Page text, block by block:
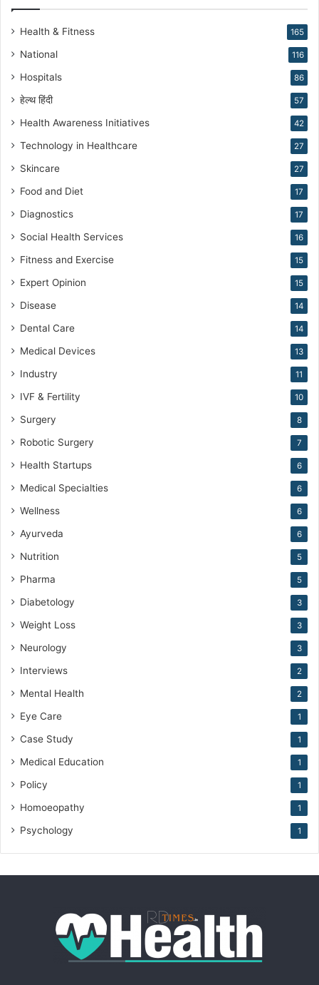
N
a
Health & Fitness 165
National 116
Hospitals 86
हेल्थ हिंदी 57
Health Awareness Initiatives 42
Technology in Healthcare 27
Skincare 27
Food and Diet 17
Diagnostics 17
Social Health Services 16
Fitness and Exercise 15
Expert Opinion 15
Disease 14
Dental Care 14
Medical Devices 13
Industry 11
IVF & Fertility 10
Surgery 8
Robotic Surgery 7
Health Startups 6
Medical Specialties 6
Wellness 6
Ayurveda 6
Nutrition 5
Pharma 5
Diabetology 3
Weight Loss 3
Neurology 3
Interviews 2
Mental Health 2
Eye Care 1
Case Study 1
Medical Education 1
Policy 1
Homoeopathy 1
Psychology 1